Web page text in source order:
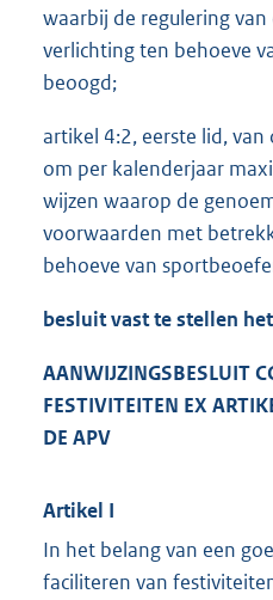
waarbij de regulering
verlichting ten behoeve
beoogd;
artikel 4:2, eerste lid,
om per kalenderjaar
wijzen waarop de
voorwaarden met
behoeve van
besluit vast te stellen
AANWIJZINGSBESLUIT
FESTIVITEITEN EX
DE APV
Artikel I
In het belang van een
faciliteren van